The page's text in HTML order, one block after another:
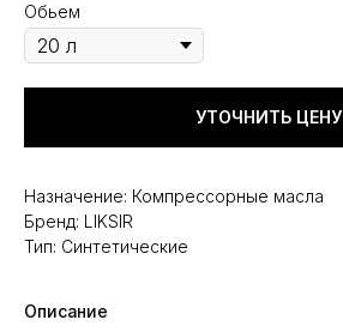
Обьем
УТОЧНИТЬ ЦЕНУ
Назначение: Компрессорные масла
Бренд: LIKSIR
Тип: Синтетические
Описание